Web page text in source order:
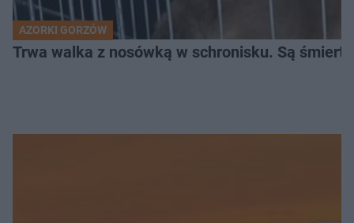
AZORKI GORZÓW
Trwa walka z nosówką w schronisku. Są